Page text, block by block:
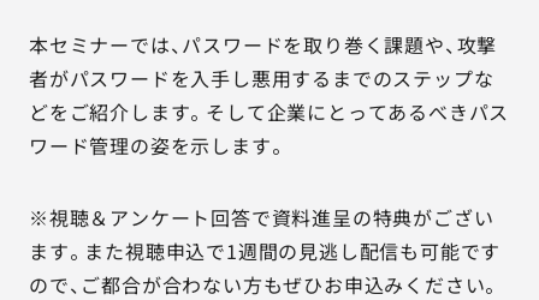
本セミナーでは、パスワードを取り巻く課題や、攻撃
者がパスワードを入手し悪用するまでのステップな
どをご紹介します。そして企業にとってあるべきパス
ワード管理の姿を示します。
※視聴＆アンケート回答で資料進呈の特典がござい
ます。また視聴申込で1週間の見逃し配信も可能です
ので、ご都合が合わない方もぜひお申込みください。